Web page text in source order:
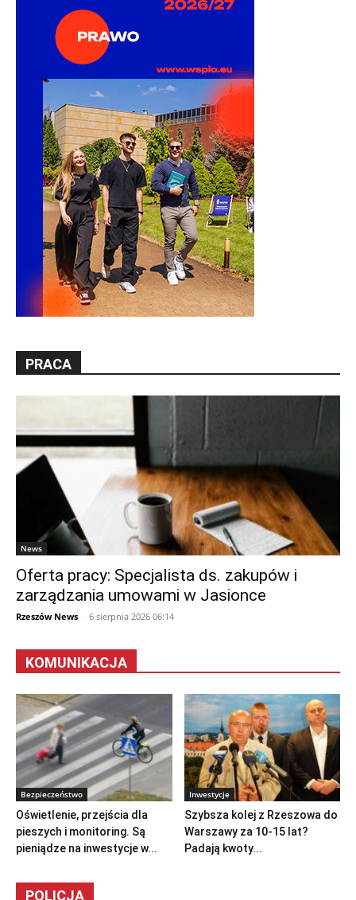
PRACA
News
Oferta pracy: Specjalista ds. zakupów i
zarządzania umowami w Jasionce
Rzeszów News - 6 sierpnia 2026 06:14
KOMUNIKACJA
Bezpieczeństwo
Oświetlenie, przejścia dla
pieszych i monitoring. Są
pieniądze na inwestycje w...
Inwestycje
Szybsza kolej z Rzeszowa do
Warszawy za 10-15 lat?
Padają kwoty...
POLICJA